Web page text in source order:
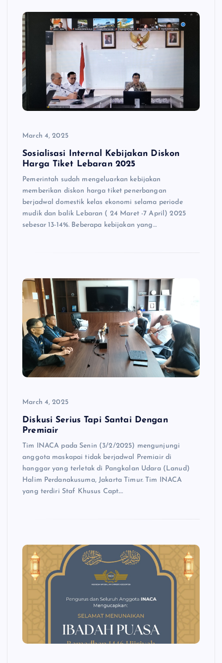
March 4, 2025
Sosialisasi Internal Kebijakan Diskon
Harga Tiket Lebaran 2025
Pemerintah sudah mengeluarkan kebijakan
memberikan diskon harga tiket penerbangan
berjadwal domestik kelas ekonomi selama periode
mudik dan balik Lebaran ( 24 Maret -7 April) 2025
sebesar 13-14%. Beberapa kebijakan yang…
March 4, 2025
Diskusi Serius Tapi Santai Dengan
Premiair
Tim INACA pada Senin (3/2/2025) mengunjungi
anggota maskapai tidak berjadwal Premiair di
hanggar yang terletak di Pangkalan Udara (Lanud)
Halim Perdanakusuma, Jakarta Timur. Tim INACA
yang terdiri Staf Khusus Capt.…